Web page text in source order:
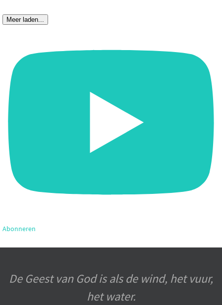
Meer laden...
Abonneren
De Geest van God is als de wind, het vuur,
het water.